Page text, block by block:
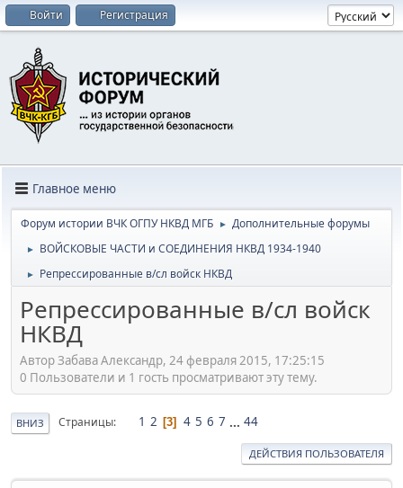
Войти Регистрация
Главное меню
Форум истории ВЧК ОГПУ НКВД МГБ ► Дополнительные форумы
► ВОЙСКОВЫЕ ЧАСТИ и СОЕДИНЕНИЯ НКВД 1934-1940
► Репрессированные в/сл войск НКВД
Репрессированные в/сл войск
НКВД
Автор Забава Александр, 24 февраля 2015, 17:25:15
0 Пользователи и 1 гость просматривают эту тему.
ВНИЗ Страницы 1 2 3 4 5 6 7 ... 44
ДЕЙСТВИЯ ПОЛЬЗОВАТЕЛЯ